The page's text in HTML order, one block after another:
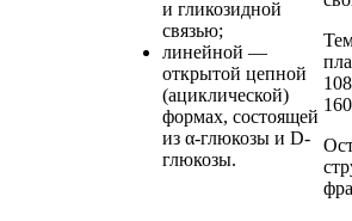
и гликозидной
связью;
линейной —
открытой цепной
(ациклической)
формах, состоящей
из α-глюкозы и D-
глюкозы.